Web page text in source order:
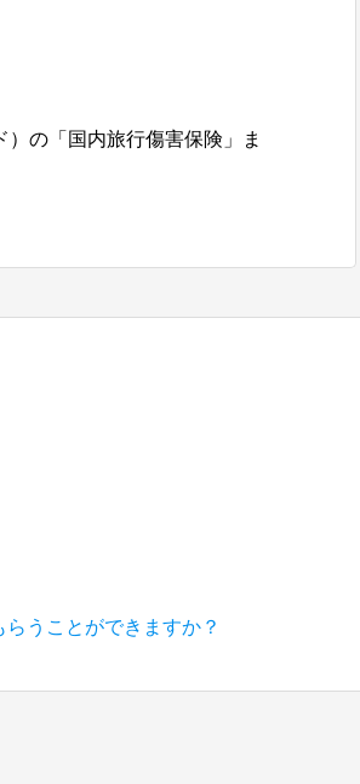
の「国内旅行傷害保険」ま
うことができますか？